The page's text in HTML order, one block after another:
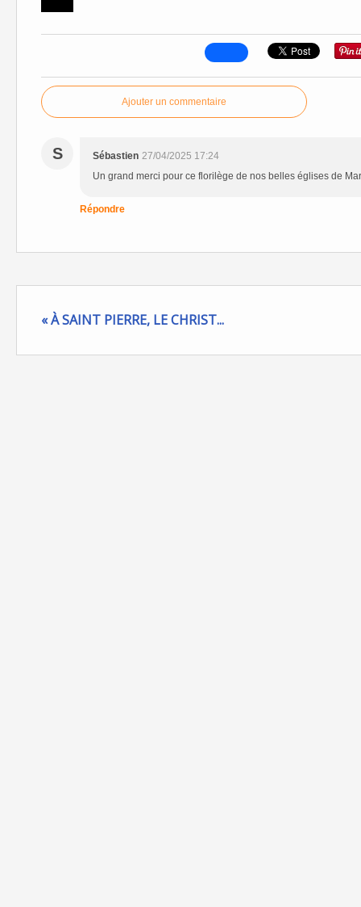
Ajouter un commentaire
S Sébastien 27/04/2025 17:24
Un grand merci pour ce florilège de nos belles églises de
Répondre
« À SAINT PIERRE, LE CHRIST...